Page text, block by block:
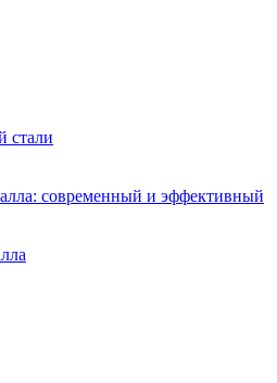
стали
современный и эффективный